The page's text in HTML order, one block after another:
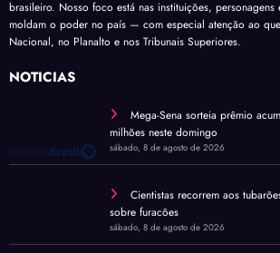
brasileiro. Nosso foco está nas instituições, personagens
moldam o poder no país — com especial atenção ao
Nacional, no Planalto e nos Tribunais Superiores.
NOTÍCIAS
Mega-Sena sorteia prêmio
milhões neste domingo
sábado, 8 de agosto de 2026
Cientistas recorrem aos
sobre furacões
sábado, 8 de agosto de 2026